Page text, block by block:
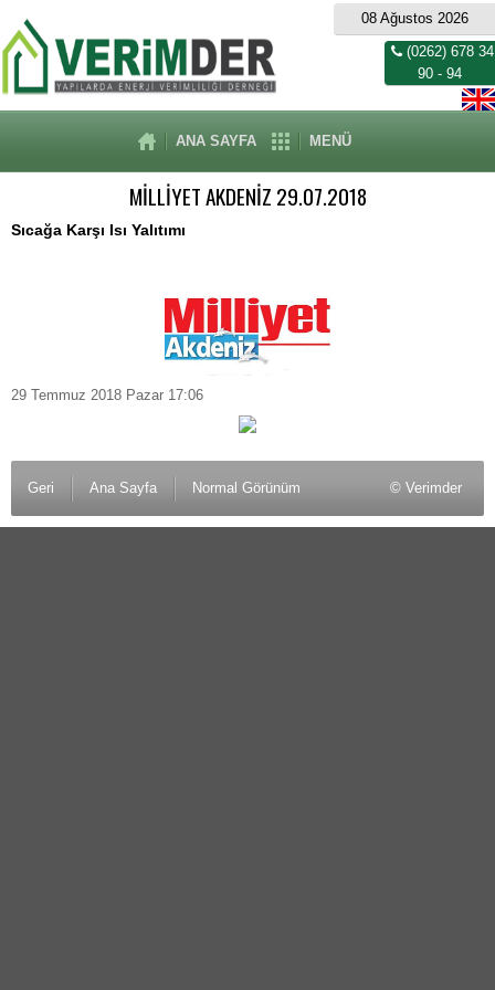
08 Ağustos 2026
(0262) 678 34
90 - 94
ANA SAYFA MENÜ
MİLLİYET AKDENİZ 29.07.2018
Sıcağa Karşı Isı Yalıtımı
29 Temmuz 2018 Pazar 17:06
Geri Ana Sayfa Normal Görünüm © Verimder